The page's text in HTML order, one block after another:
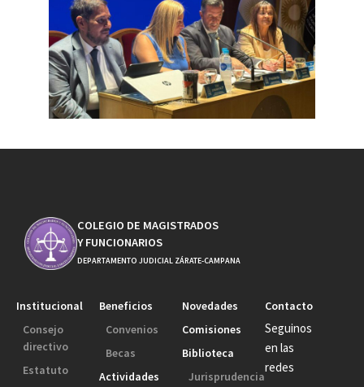
COLEGIO DE MAGISTRADOS
Y FUNCIONARIOS
DEPARTAMENTO JUDICIAL ZÁRATE-CAMPANA
Institucional
Consejo
directivo
Estatuto
Beneficios
Convenios
Becas
Actividades
Novedades
Comisiones
Biblioteca
Jurisprudencia
Contacto
Seguinos
en las
redes